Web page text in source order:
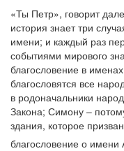
«Ты Петр», говорит
история знает три
имени; и каждый раз
событиями мирового
благословение в
благословятся все
в родоначальники
Закона; Симону –
здания, которое
благословение о имени